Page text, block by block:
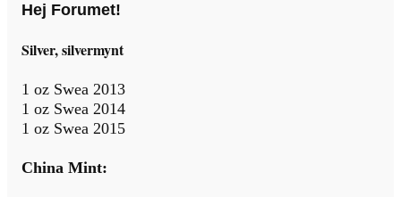
Hej Forumet!
Silver, silvermynt
1 oz Swea 2013
1 oz Swea 2014
1 oz Swea 2015
China Mint: